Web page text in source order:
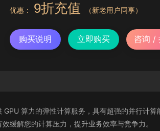
优惠： 9折充值 （新老用户同享）
购买说明 立即购买 咨询 /
算力的弹性计算服务，具有超强的并行计
缓解您的计算压力，提升业务效率与竞争力。